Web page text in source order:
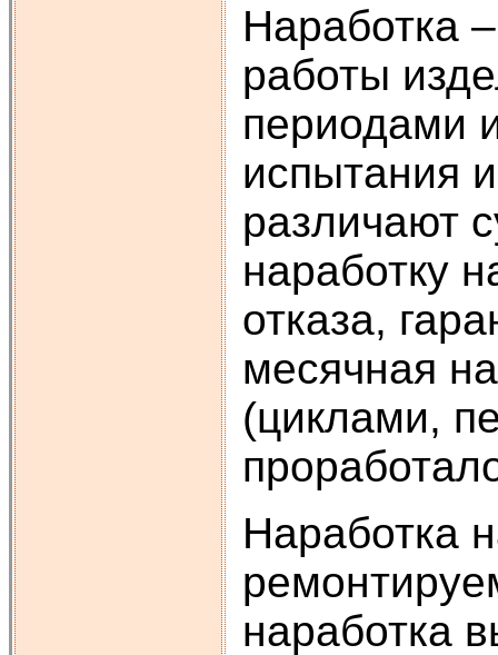
Наработка
работы
периодами
испытания
различают
наработку
отказа,
месячная
(циклами,
Наработка
наработка